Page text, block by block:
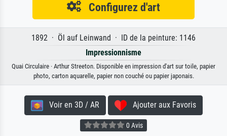
Configurez d'art
1892 · Öl auf Leinwand · ID de la peinture: 1146
Impressionnisme
Quai Circulaire · Arthur Streeton. Disponible en impression d'art sur toile, papier
photo, carton aquarelle, papier non couché ou papier japonais.
Voir en 3D / AR Ajouter aux Favoris
0 Avis